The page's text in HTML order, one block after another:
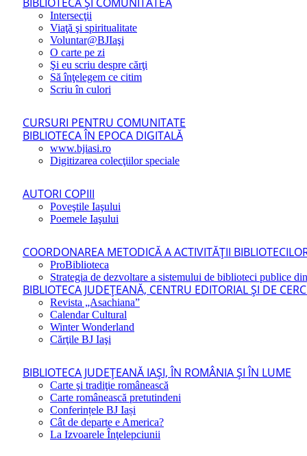
Intersecţii
Viaţă şi spiritualitate
Voluntar@BJIaşi
O carte pe zi
Şi eu scriu despre cărţi
Să înţelegem ce citim
Scriu în culori
CURSURI PENTRU COMUNITATE
BIBLIOTECA ÎN EPOCA DIGITALĂ
www.bjiasi.ro
Digitizarea colecţiilor speciale
AUTORI COPIII
Poveştile Iaşului
Poemele Iaşului
COORDONAREA METODICĂ A ACTIVITĂŢII
ProBiblioteca
Strategia de dezvoltare a sistemului de biblioteci publice
BIBLIOTECA JUDEŢEANĂ, CENTRU EDITORIAL ŞI DE
Revista „Asachiana”
Calendar Cultural
Winter Wonderland
Cărţile BJ Iaşi
BIBLIOTECA JUDEŢEANĂ IAŞI, ÎN ROMÂNIA ŞI ÎN LUME
Carte şi tradiţie românească
Carte românească pretutindeni
Conferințele BJ Iași
Cât de departe e America?
La Izvoarele Înţelepciunii